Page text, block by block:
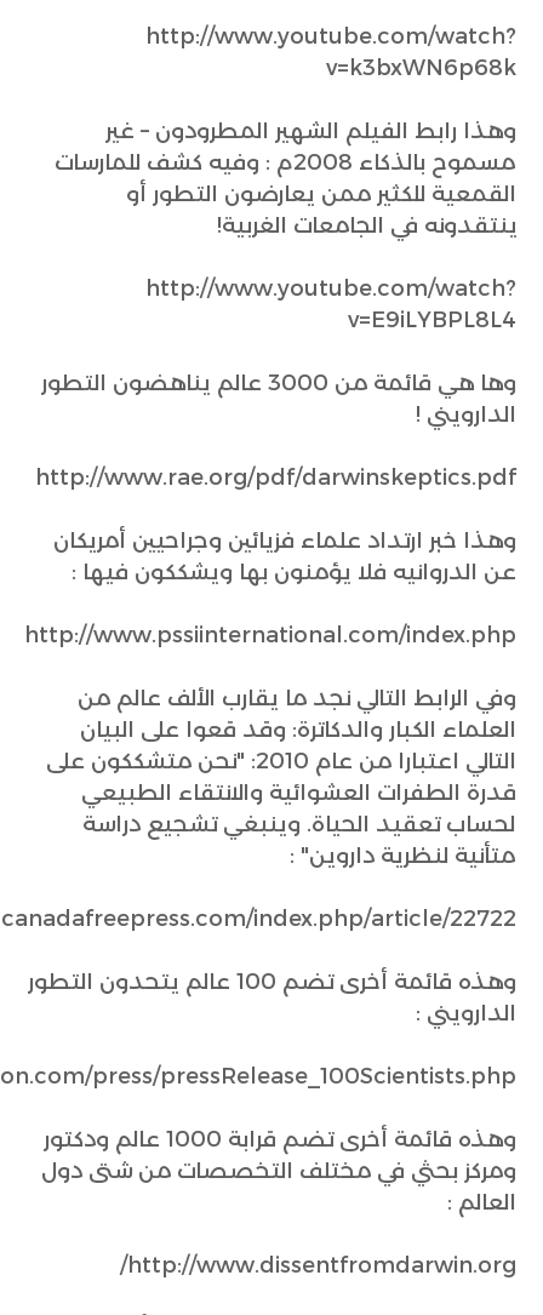
http://www.youtube.com/watch?
v=k3bxWN6p68k
وهذا رابط الفيلم الشهير المطرودون – غير
مسموح بالذكاء 2008م : وفيه كشف للمارسات
القمعية للكثير ممن يعارضون التطور أو
ينتقدونه في الجامعات الغربية!
http://www.youtube.com/watch?
v=E9iLYBPL8L4
وها هي قائمة من 3000 عالم يناهضون التطور
الدارويني !
http://www.rae.org/pdf/darwinskeptics.pdf
وهذا خبر ارتداد علماء فزيائين وجراحيين أمريكان
عن الدروانيه فلا يؤمنون بها ويشككون فيها :
http://www.pssiinternational.com/index.php
وفي الرابط التالي نجد ما يقارب الألف عالم من
العلماء الكبار والدكاترة: وقد قعوا على البيان
التالي اعتبارا من عام 2010: "نحن متشككون على
قدرة الطفرات العشوائية والانتقاء الطبيعي
لحساب تعقيد الحياة. وينبغي تشجيع دراسة
متأنية لنظرية داروين" :
index.php/article/22722
وهذه قائمة أخرى تضم 100 عالم يتحدون التطور
الدارويني :
press/pressRelease_100Scientists.php
وهذه قائمة أخرى تضم قرابة 1000 عالم ودكتور
ومركز بحثي في مختلف التخصصات من شتى دول
العالم :
http://www.dissentfromdarwin.org/